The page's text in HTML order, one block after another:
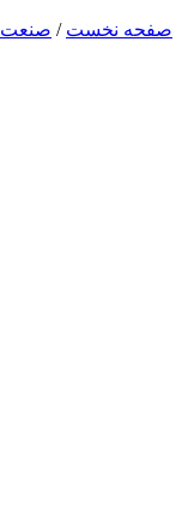
صفحه نخست / صنعت